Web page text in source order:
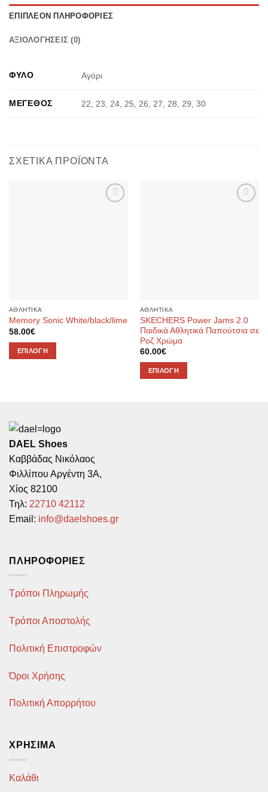
ΕΠΙΠΛΈΟΝ ΠΛΗΡΟΦΟΡΊΕΣ
ΑΞΙΟΛΟΓΉΣΕΙΣ (0)
ΦΎΛΟ Αγόρι
ΜΈΓΕΘΟΣ 22, 23, 24, 25, 26, 27, 28, 29, 30
ΣΧΕΤΙΚΆ ΠΡΟΪΌΝΤΑ
ΑΘΛΗΤΙΚΑ
Memory Sonic White/black/lime
58.00€
ΕΠΙΛΟΓΉ
έχει
παραλλαγές.
Οι
επιλογές
μπορούν
να
επιλεγούν
στη
σελίδα
ΑΘΛΗΤΙΚΑ
SKECHERS Power Jams 2.0
Παιδικά Αθλητικά Παπούτσια σε
Ροζ Χρώμα
60.00€
ΕΠΙΛΟΓΉ
DAEL Shoes
Καββάδας Νικόλαος
Φιλλίπου Αργέντη 3Α,
Χίος 82100
Τηλ: 22710 42112
Email: info@daelshoes.gr
ΠΛΗΡΟΦΟΡΊΕΣ
Τρόποι Πληρωμής
Τρόποι Αποστολής
Πολιτική Επιστροφών
Όροι Χρήσης
Πολιτική Απορρήτου
ΧΡΉΣΙΜΑ
Καλάθι